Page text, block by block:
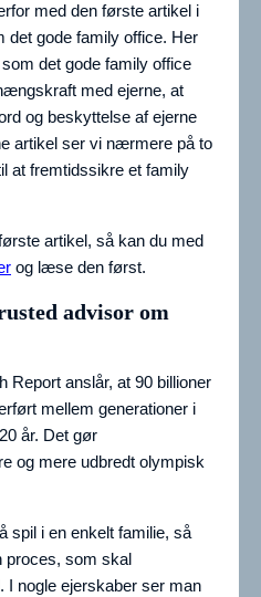
med den første artikel i
det gode family office. Her
det gode family office
med ejerne, at
og beskyttelse af ejerne
artikel ser vi nærmere på to
at fremtidssikre et family
artikel, så kan du med
og læse den først.
advisor om
Report anslår, at 90 billioner
mellem generationer i
år. Det gør
og mere udbredt olympisk
spil i en enkelt familie, så
proces, som skal
I nogle ejerskaber ser man